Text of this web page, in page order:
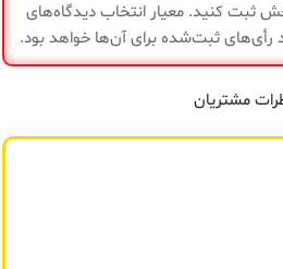
تولیدی ایران
گارانتی
ثبت کنید. معیار انتخاب دیدگاه‌های
رأی‌های ثبت‌شده برای آن‌ها خواهد بود.
مشتریان